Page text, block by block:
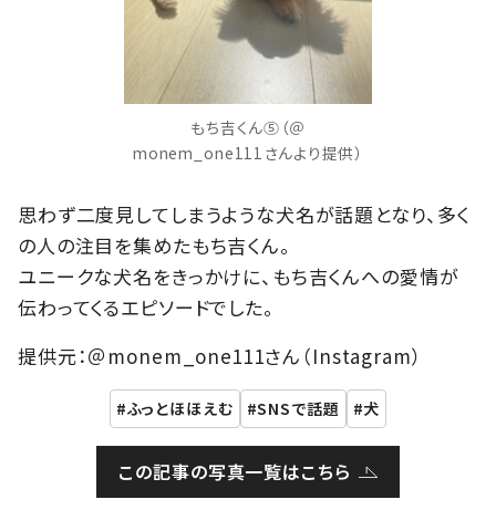
もち吉くん⑤（＠
monem_one111さんより提供）
思わず二度見してしまうような犬名が話題となり、多く
の人の注目を集めたもち吉くん。
ユニークな犬名をきっかけに、もち吉くんへの愛情が
伝わってくるエピソードでした。
提供元：＠monem_one111さん（Instagram）
ふっとほほえむ SNSで話題 犬
この記事の写真一覧はこちら